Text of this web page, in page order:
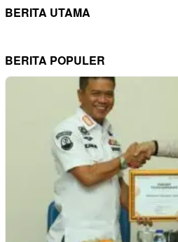
BERITA UTAMA
BERITA POPULER